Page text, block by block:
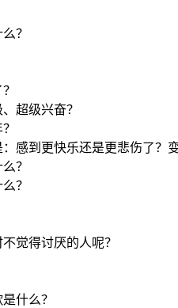
？
超级兴奋？
感到更快乐还是更悲伤了？
？
？
觉得讨厌的人呢？
什么？